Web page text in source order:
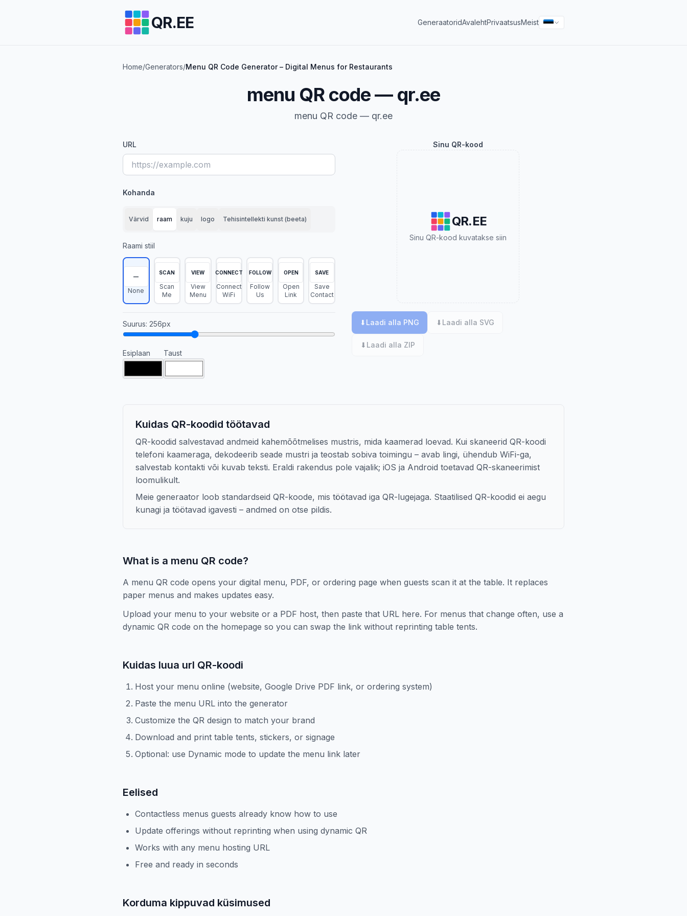
QR.EE GeneraatoridAvalehtPrivaatsusMeist
Home/Generators/Menu QR Code Generator – Digital Menus for Restaurants
menu QR code — qr.ee
menu QR code — qr.ee
URL
Kohanda
Värvid raam kuju logo Tehisintellekti kunst (beeta)
Raami stiil
—
None
SCAN
Scan
Me
VIEW
View
Menu
CONNECT
Connect
WiFi
FOLLOW
Follow
Us
OPEN
Open
Link
SAVE
Save
Contact
Suurus: 256px
Esiplaan Taust
Sinu QR-kood
QR.EE
Sinu QR-kood kuvatakse siin
⬇ Laadi alla PNG ⬇ Laadi alla SVG
⬇ Laadi alla ZIP
Kuidas QR-koodid töötavad
QR-koodid salvestavad andmeid kahemõõtmelises mustris, mida kaamerad loevad. Kui skaneerid QR-koodi
telefoni kaameraga, dekodeerib seade mustri ja teostab sobiva toimingu – avab lingi, ühendub WiFi-ga,
salvestab kontakti või kuvab teksti. Eraldi rakendus pole vajalik; iOS ja Android toetavad QR-skaneerimist
loomulikult.
Meie generaator loob standardseid QR-koode, mis töötavad iga QR-lugejaga. Staatilised QR-koodid ei aegu
kunagi ja töötavad igavesti – andmed on otse pildis.
What is a menu QR code?
A menu QR code opens your digital menu, PDF, or ordering page when guests scan it at the table. It replaces
paper menus and makes updates easy.
Upload your menu to your website or a PDF host, then paste that URL here. For menus that change often, use a
dynamic QR code on the homepage so you can swap the link without reprinting table tents.
Kuidas luua url QR-koodi
Host your menu online (website, Google Drive PDF link, or ordering system)
Paste the menu URL into the generator
Customize the QR design to match your brand
Download and print table tents, stickers, or signage
Optional: use Dynamic mode to update the menu link later
Eelised
Contactless menus guests already know how to use
Update offerings without reprinting when using dynamic QR
Works with any menu hosting URL
Free and ready in seconds
Korduma kippuvad küsimused